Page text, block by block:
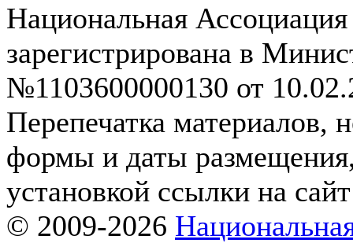
Национальная
зарегистрирована в
№1103600000130 от
Перепечатка материалов,
формы и даты
установкой ссылки на
© 2009-2026